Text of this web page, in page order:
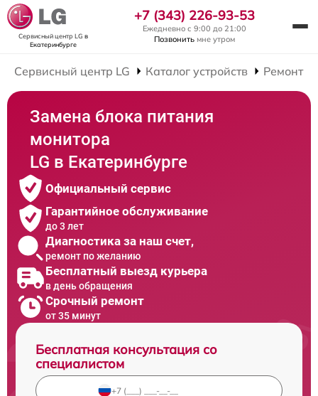
Сервисный центр LG в
Екатеринбурге
+7 (343) 226-93-53
Ежедневно с 9:00 до 21:00
Позвонить мне утром
Сервисный центр LG Каталог устройств Ремонт
Замена блока питания
монитора
LG в Екатеринбурге
Официальный сервис
Гарантийное обслуживание
до 3 лет
Диагностика за наш счет,
ремонт по желанию
Бесплатный выезд курьера
в день обращения
Срочный ремонт
от 35 минут
Бесплатная консультация со
специалистом